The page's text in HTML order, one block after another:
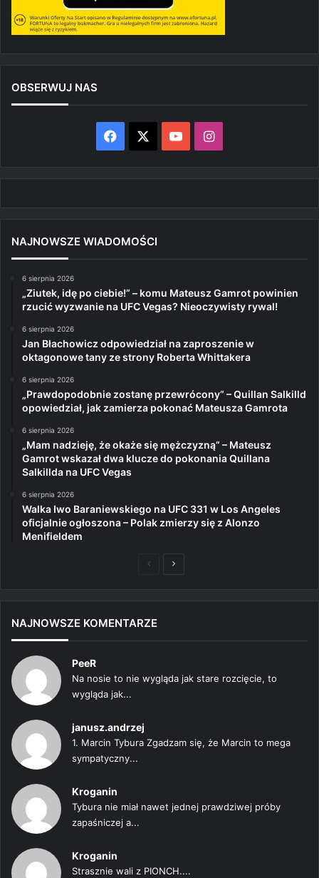
OBSERWUJ NAS
Facebook YouTubeInstagram
NAJNOWSZE WIADOMOŚCI
6 sierpnia 2026
„Ziutek, idę po ciebie!” – komu Mateusz Gamrot powinien
rzucić wyzwanie na UFC Vegas? Nieoczywisty rywal!
6 sierpnia 2026
Jan Błachowicz odpowiedział na zaproszenie w
oktagonowe tany ze strony Roberta Whittakera
6 sierpnia 2026
„Prawdopodobnie zostanę przewrócony” – Quillan Salkilld
opowiedział, jak zamierza pokonać Mateusza Gamrota
6 sierpnia 2026
„Mam nadzieję, że okaże się mężczyzną” – Mateusz
Gamrot wskazał dwa klucze do pokonania Quillana
Salkillda na UFC Vegas
6 sierpnia 2026
Walka Iwo Baraniewskiego na UFC 331 w Los Angeles
oficjalnie ogłoszona – Polak zmierzy się z Alonzo
Menifieldem
PoprzedniaNastępna
NAJNOWSZE KOMENTARZE
PeeR
Na nosie to nie wygląda jak stare rozcięcie, to
wygląda jak...
janusz.andrzej
1. Marcin Tybura Zgadzam się, że Marcin to mega
sympatyczny...
Kroganin
Tybura nie miał nawet jednej prawdziwej próby
zapaśniczej a...
Kroganin
Strasznie wali z PIONCH....